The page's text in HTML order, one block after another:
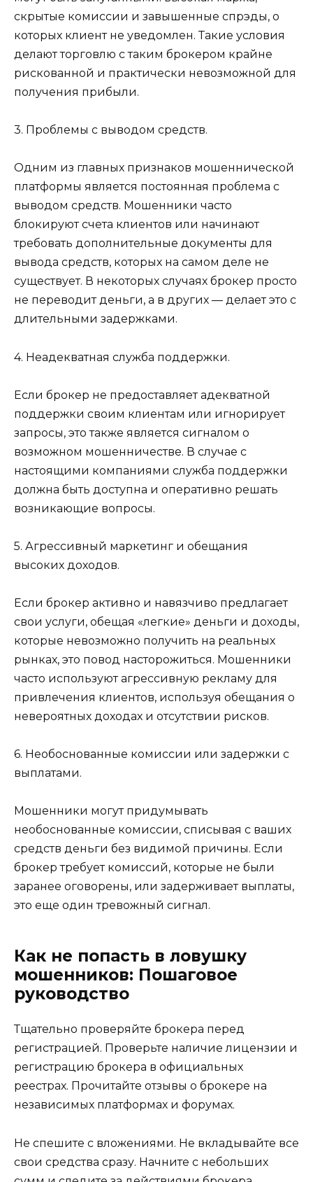
скрытые комиссии и завышенные спрэды, о
которых клиент не уведомлен. Такие условия
делают торговлю с таким брокером крайне
рискованной и практически невозможной для
получения прибыли.
3. Проблемы с выводом средств.
Одним из главных признаков мошеннической
платформы является постоянная проблема с
выводом средств. Мошенники часто
блокируют счета клиентов или начинают
требовать дополнительные документы для
вывода средств, которых на самом деле не
существует. В некоторых случаях брокер просто
не переводит деньги, а в других — делает это с
длительными задержками.
4. Неадекватная служба поддержки.
Если брокер не предоставляет адекватной
поддержки своим клиентам или игнорирует
запросы, это также является сигналом о
возможном мошенничестве. В случае с
настоящими компаниями служба поддержки
должна быть доступна и оперативно решать
возникающие вопросы.
5. Агрессивный маркетинг и обещания
высоких доходов.
Если брокер активно и навязчиво предлагает
свои услуги, обещая «легкие» деньги и доходы,
которые невозможно получить на реальных
рынках, это повод насторожиться. Мошенники
часто используют агрессивную рекламу для
привлечения клиентов, используя обещания о
невероятных доходах и отсутствии рисков.
6. Необоснованные комиссии или задержки с
выплатами.
Мошенники могут придумывать
необоснованные комиссии, списывая с ваших
средств деньги без видимой причины. Если
брокер требует комиссий, которые не были
заранее оговорены, или задерживает выплаты,
это еще один тревожный сигнал.
Как не попасть в ловушку
мошенников: Пошаговое
руководство
Тщательно проверяйте брокера перед
регистрацией. Проверьте наличие лицензии и
регистрацию брокера в официальных
реестрах. Прочитайте отзывы о брокере на
независимых платформах и форумах.
Не спешите с вложениями. Не вкладывайте все
свои средства сразу. Начните с небольших